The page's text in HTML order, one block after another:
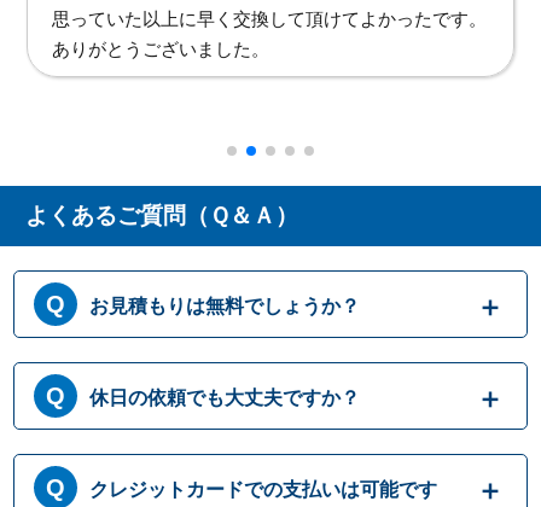
た。
古い建物なので他の水回りで困ったらよろしくお願い
します。
よくあるご質問（Ｑ＆Ａ）
お見積もりは無料でしょうか？
はい、まずは専門スタッフがお伺いし実際に
目で見て現場調査を行います。確認した内容
を元に、無料でお見積もりをご提示させてい
ただきます。もしお見積り内容がご希望に沿
わない場合も、キャンセル料等は一切発生い
休日の依頼でも大丈夫ですか？
365日営業しております。休日、祝日、年末年
始いつでも対応可能です。それにかかる追加
クレジットカードでの支払いは可能です